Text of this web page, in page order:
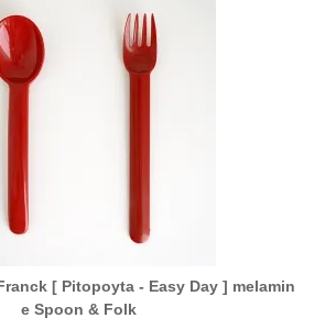
[ Pitopoyta - Easy Day ] melamin
e Spoon & Folk